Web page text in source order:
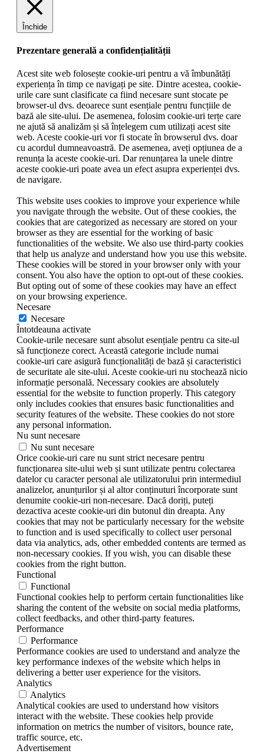
Închide
Prezentare generală a confidențialității
Acest site web folosește cookie-uri pentru a vă îmbunătăți
experiența în timp ce navigați pe site. Dintre acestea, cookie-
urile care sunt clasificate ca fiind necesare sunt stocate pe
browser-ul dvs. deoarece sunt esențiale pentru funcțiile de
bază ale site-ului. De asemenea, folosim cookie-uri terțe care
ne ajută să analizăm și să înțelegem cum utilizați acest site
web. Aceste cookie-uri vor fi stocate în browserul dvs. doar
cu acordul dumneavoastră. De asemenea, aveți opțiunea de a
renunța la aceste cookie-uri. Dar renunțarea la unele dintre
aceste cookie-uri poate avea un efect asupra experienței dvs.
de navigare.
This website uses cookies to improve your experience while
you navigate through the website. Out of these cookies, the
cookies that are categorized as necessary are stored on your
browser as they are essential for the working of basic
functionalities of the website. We also use third-party cookies
that help us analyze and understand how you use this website.
These cookies will be stored in your browser only with your
consent. You also have the option to opt-out of these cookies.
But opting out of some of these cookies may have an effect
on your browsing experience.
Necesare
Necesare
Întotdeauna activate
Cookie-urile necesare sunt absolut esențiale pentru ca site-ul
să funcționeze corect. Această categorie include numai
cookie-uri care asigură funcționalități de bază și caracteristici
de securitate ale site-ului. Aceste cookie-uri nu stochează nicio
informație personală. Necessary cookies are absolutely
essential for the website to function properly. This category
only includes cookies that ensures basic functionalities and
security features of the website. These cookies do not store
any personal information.
Nu sunt necesare
Nu sunt necesare
Orice cookie-uri care nu sunt strict necesare pentru
funcționarea site-ului web și sunt utilizate pentru colectarea
datelor cu caracter personal ale utilizatorului prin intermediul
analizelor, anunțurilor și al altor conținuturi încorporate sunt
denumite cookie-uri non-necesare. Dacă doriți, puteți
dezactiva aceste cookie-uri din butonul din dreapta. Any
cookies that may not be particularly necessary for the website
to function and is used specifically to collect user personal
data via analytics, ads, other embedded contents are termed as
non-necessary cookies. If you wish, you can disable these
cookies from the right button.
Functional
Functional
Functional cookies help to perform certain functionalities like
sharing the content of the website on social media platforms,
collect feedbacks, and other third-party features.
Performance
Performance
Performance cookies are used to understand and analyze the
key performance indexes of the website which helps in
delivering a better user experience for the visitors.
Analytics
Analytics
Analytical cookies are used to understand how visitors
interact with the website. These cookies help provide
information on metrics the number of visitors, bounce rate,
traffic source, etc.
Advertisement